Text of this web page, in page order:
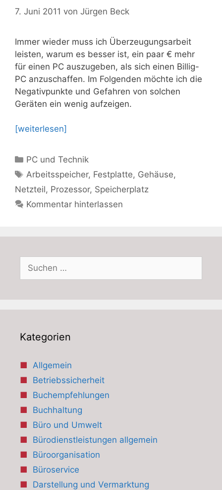
7. Juni 2011 von Jürgen Beck
Immer wieder muss ich Überzeugungsarbeit
leisten, warum es besser ist, ein paar € mehr
für einen PC auszugeben, als sich einen Billig-
PC anzuschaffen. Im Folgenden möchte ich die
Negativpunkte und Gefahren von solchen
Geräten ein wenig aufzeigen.
[weiterlesen]
Kategorien
PC und Technik
Schlagwörter
Arbeitsspeicher, Festplatte, Gehäuse,
Netzteil, Prozessor, Speicherplatz
Kommentar hinterlassen
Suchen
nach:
Kategorien
Allgemein
Betriebssicherheit
Buchempfehlungen
Buchhaltung
Büro und Umwelt
Bürodienstleistungen allgemein
Büroorganisation
Büroservice
Darstellung und Vermarktung